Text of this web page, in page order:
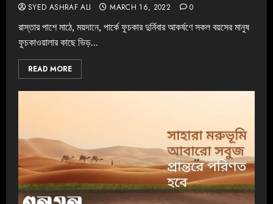
SYED ASHRAF ALI MARCH 16, 2022 0
রাস্তার পাশে মাঠে, ময়দানে, পার্কে ফুচকার দুর্নিবার আকর্ষণে সকল বয়সের মানুষ
ফুচকাওয়ালার কাছে ভিড়...
READ MORE